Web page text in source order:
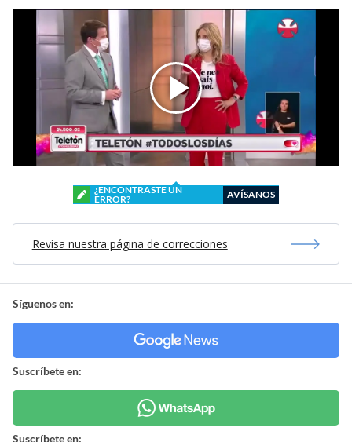
¿ENCONTRASTE UN
ERROR?
AVÍSANOS
Revisa nuestra página de correcciones
Síguenos en:
Suscríbete en:
Suscríbete en: